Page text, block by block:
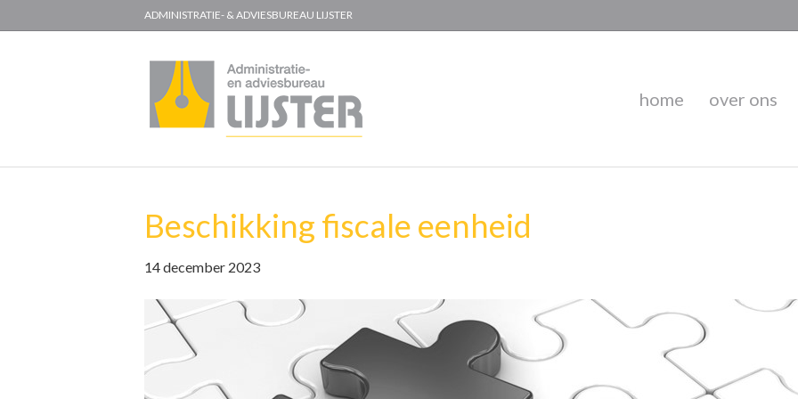
ADMINISTRATIE- & ADVIESBUREAU LIJSTER
home over ons
Beschikking fiscale eenheid
14 december 2023